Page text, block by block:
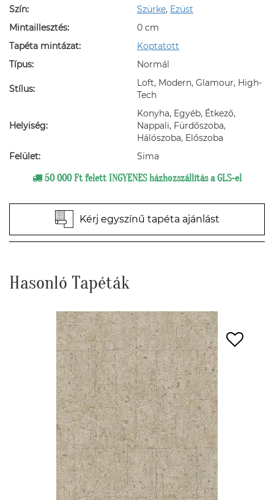
Szín:
Szürke, Ezüst
Mintaillesztés:
0 cm
Tapéta mintázat:
Koptatott
Típus:
Normál
Stílus:
Loft, Modern, Glamour, High-
Tech
Helyiség:
Konyha, Egyéb, Étkező,
Nappali, Fürdőszoba,
Hálószoba, Előszoba
Felület:
Sima
50 000 Ft felett INGYENES házhozszállítás a GLS-el
Kérj egyszínű tapéta ajánlást
Hasonló Tapéták